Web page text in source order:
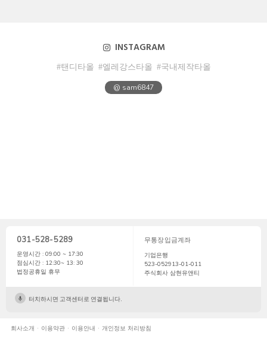
INSTAGRAM
#탠디타올 #엘레강스타올 #국내제작타올
@ sam6847
031-528-5289
운영시간 : 09:00 ~ 17:30
점심시간 : 12:30~ 13: 30
법정공휴일 휴무
무통장입금계좌
기업은행
523-052913-01-011
주식회사 삼현유앤티
터치하시면 고객센터로 연결됩니다.
회사소개 이용약관 이용안내 개인정보 처리방침